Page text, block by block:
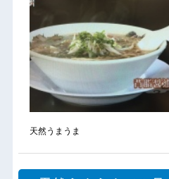
天然うまうま